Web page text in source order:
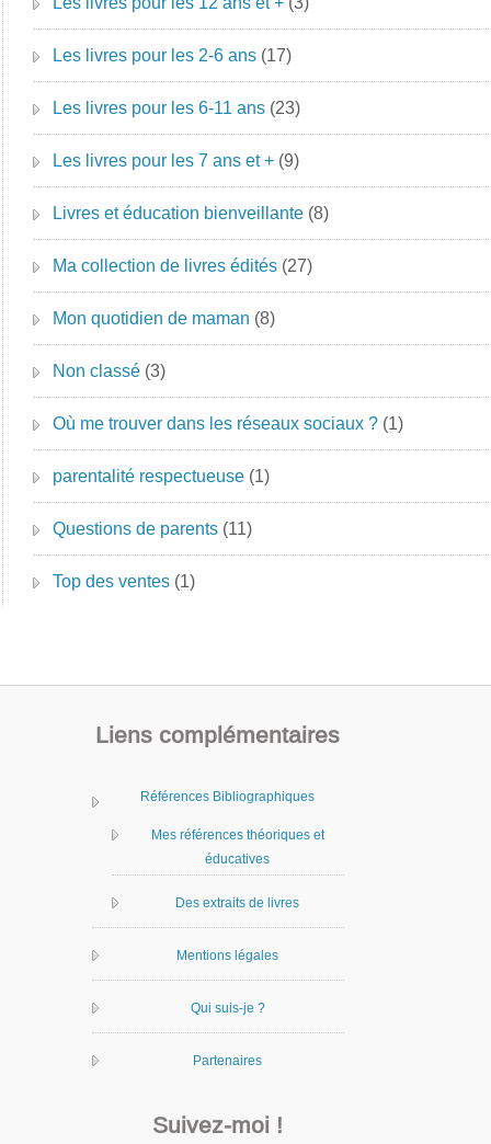
Les livres pour les 2-6 ans (17)
Les livres pour les 6-11 ans (23)
Les livres pour les 7 ans et + (9)
Livres et éducation bienveillante (8)
Ma collection de livres édités (27)
Mon quotidien de maman (8)
Non classé (3)
Où me trouver dans les réseaux sociaux ? (1)
parentalité respectueuse (1)
Questions de parents (11)
Top des ventes (1)
Liens complémentaires
Références Bibliographiques
Mes références théoriques et
éducatives
Des extraits de livres
Mentions légales
Qui suis-je ?
Partenaires
Suivez-moi !